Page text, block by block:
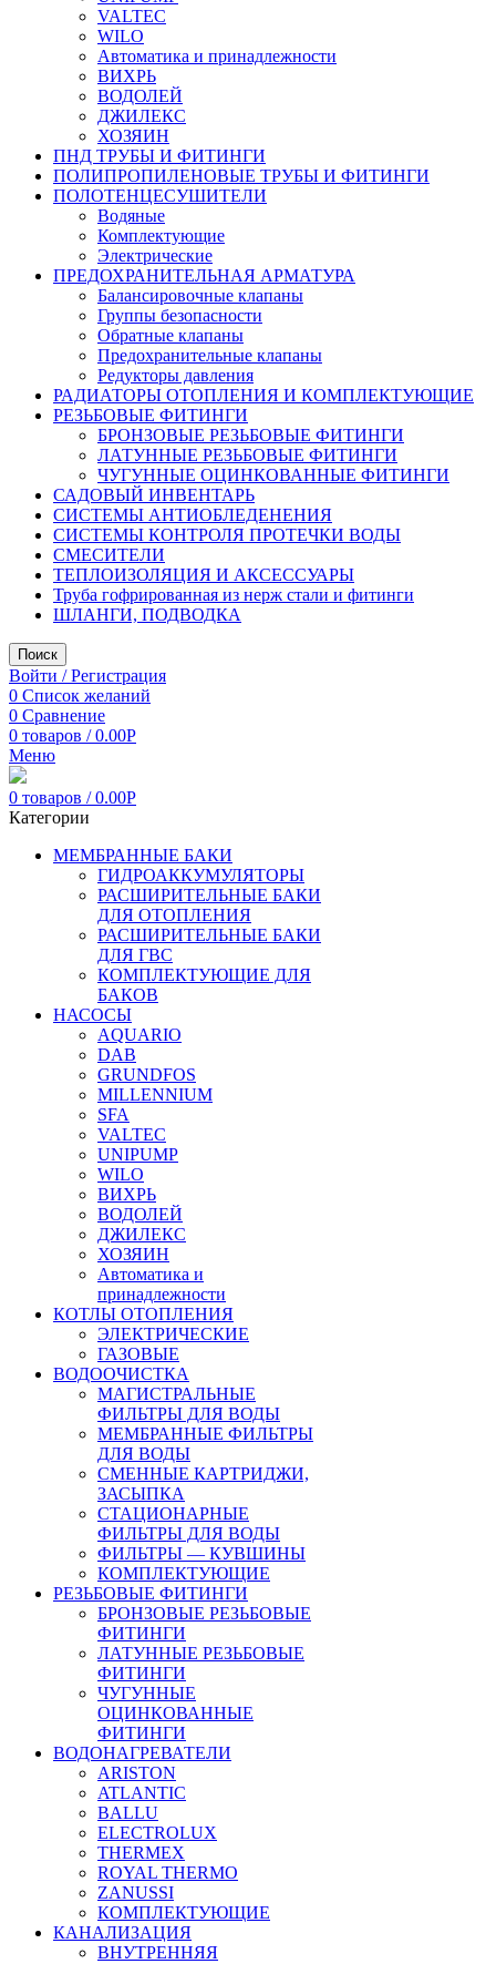
VALTEC
WILO
Автоматика и принадлежности
ВИХРЬ
ВОДОЛЕЙ
ДЖИЛЕКС
ХОЗЯИН
ПНД ТРУБЫ И ФИТИНГИ
ПОЛИПРОПИЛЕНОВЫЕ ТРУБЫ И ФИТИНГИ
ПОЛОТЕНЦЕСУШИТЕЛИ
Водяные
Комплектующие
Электрические
ПРЕДОХРАНИТЕЛЬНАЯ АРМАТУРА
Балансировочные клапаны
Группы безопасности
Обратные клапаны
Предохранительные клапаны
Редукторы давления
РАДИАТОРЫ ОТОПЛЕНИЯ И КОМПЛЕКТУЮЩИЕ
РЕЗЬБОВЫЕ ФИТИНГИ
БРОНЗОВЫЕ РЕЗЬБОВЫЕ ФИТИНГИ
ЛАТУННЫЕ РЕЗЬБОВЫЕ ФИТИНГИ
ЧУГУННЫЕ ОЦИНКОВАННЫЕ ФИТИНГИ
САДОВЫЙ ИНВЕНТАРЬ
СИСТЕМЫ АНТИОБЛЕДЕНЕНИЯ
СИСТЕМЫ КОНТРОЛЯ ПРОТЕЧКИ ВОДЫ
СМЕСИТЕЛИ
ТЕПЛОИЗОЛЯЦИЯ И АКСЕССУАРЫ
Труба гофрированная из нерж стали и фитинги
ШЛАНГИ, ПОДВОДКА
Поиск
Войти / Регистрация
0 Список желаний
0 Сравнение
0 товаров / 0.00Р
Меню
0 товаров / 0.00Р
Категории
МЕМБРАННЫЕ БАКИ
ГИДРОАККУМУЛЯТОРЫ
РАСШИРИТЕЛЬНЫЕ БАКИ
ДЛЯ ОТОПЛЕНИЯ
РАСШИРИТЕЛЬНЫЕ БАКИ
ДЛЯ ГВС
КОМПЛЕКТУЮЩИЕ ДЛЯ
БАКОВ
НАСОСЫ
AQUARIO
DAB
GRUNDFOS
MILLENNIUM
SFA
VALTEC
UNIPUMP
WILO
ВИХРЬ
ВОДОЛЕЙ
ДЖИЛЕКС
ХОЗЯИН
Автоматика и
принадлежности
КОТЛЫ ОТОПЛЕНИЯ
ЭЛЕКТРИЧЕСКИЕ
ГАЗОВЫЕ
ВОДООЧИСТКА
МАГИСТРАЛЬНЫЕ
ФИЛЬТРЫ ДЛЯ ВОДЫ
МЕМБРАННЫЕ ФИЛЬТРЫ
ДЛЯ ВОДЫ
СМЕННЫЕ КАРТРИДЖИ,
ЗАСЫПКА
СТАЦИОНАРНЫЕ
ФИЛЬТРЫ ДЛЯ ВОДЫ
ФИЛЬТРЫ — КУВШИНЫ
КОМПЛЕКТУЮЩИЕ
РЕЗЬБОВЫЕ ФИТИНГИ
БРОНЗОВЫЕ РЕЗЬБОВЫЕ
ФИТИНГИ
ЛАТУННЫЕ РЕЗЬБОВЫЕ
ФИТИНГИ
ЧУГУННЫЕ
ОЦИНКОВАННЫЕ
ФИТИНГИ
ВОДОНАГРЕВАТЕЛИ
ARISTON
ATLANTIC
BALLU
ELECTROLUX
THERMEX
ROYAL THERMO
ZANUSSI
КОМПЛЕКТУЮЩИЕ
КАНАЛИЗАЦИЯ
ВНУТРЕННЯЯ